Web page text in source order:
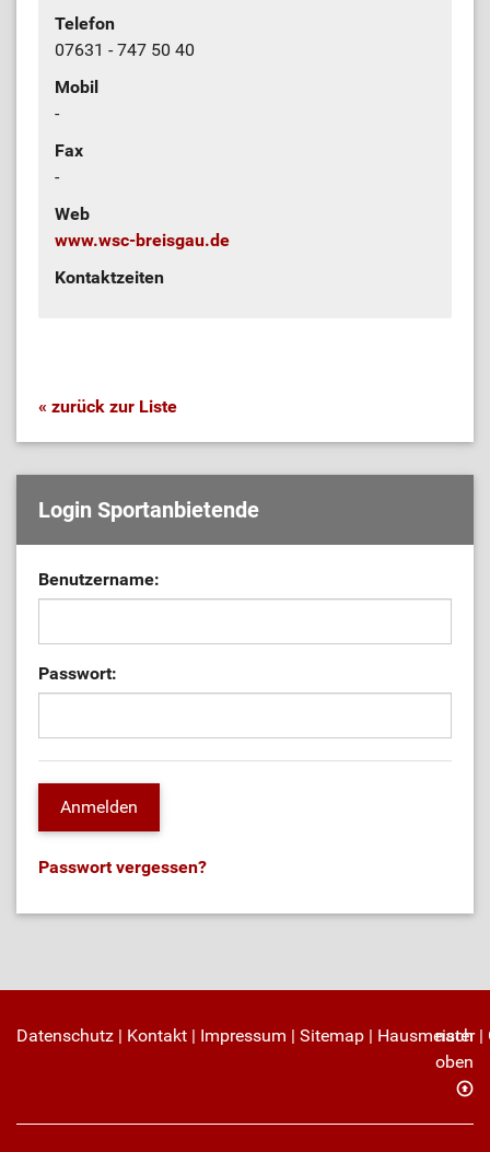
Telefon
07631 - 747 50 40
Mobil
-
Fax
-
Web
www.wsc-breisgau.de
Kontaktzeiten
« zurück zur Liste
Login Sportanbietende
Benutzername:
Passwort:
Passwort vergessen?
Datenschutz | Kontakt | Impressum | Sitemap | Hausmeister|
nach
oben